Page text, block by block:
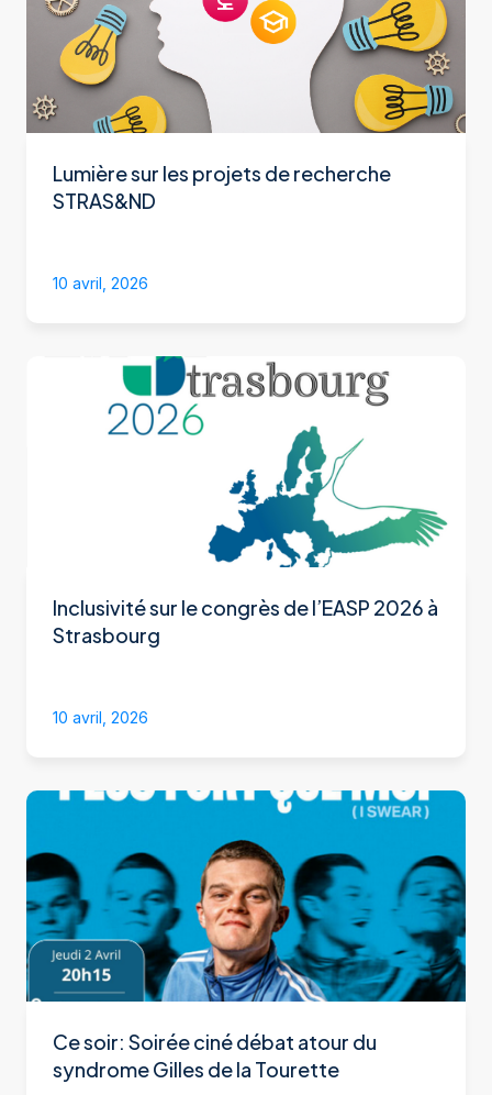
Lumière sur les projets de recherche
STRAS&ND
10 avril, 2026
Inclusivité sur le congrès de l’EASP 2026 à
Strasbourg
10 avril, 2026
Ce soir: Soirée ciné débat atour du
syndrome Gilles de la Tourette